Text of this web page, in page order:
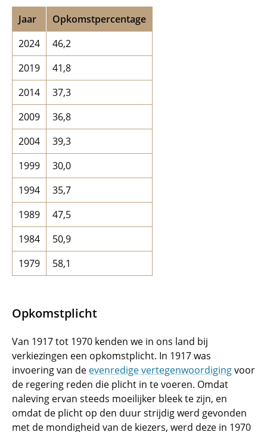
Jaar
Opkomstpercentage
2024
46,2
2019
41,8
2014
37,3
2009
36,8
2004
39,3
1999
30,0
1994
35,7
1989
47,5
1984
50,9
1979
58,1
Opkomstplicht
Van 1917 tot 1970 kenden we in ons land bij
verkiezingen een opkomstplicht. In 1917 was
invoering van de evenredige vertegenwoordigingvoor
de regering reden die plicht in te voeren. Omdat
naleving ervan steeds moeilijker bleek te zijn, en
omdat de plicht op den duur strijdig werd gevonden
met de mondigheid van de kiezers, werd deze in 1970